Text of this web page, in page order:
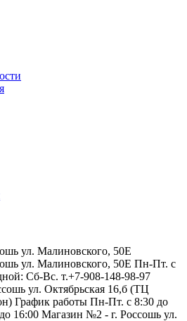
ул. Малиновского, 50Е
ул. Малиновского, 50Е Пн-Пт. с
Сб-Вс. т.+7-908-148-98-97
ул. Октябрьская 16,б (ТЦ
График работы Пн-Пт. с 8:30 до
16:00 Магазин №2 - г. Россошь ул.